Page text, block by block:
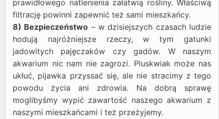
prawidłowego natlenienia załatwią rośliny. Właściwą
filtrację powinni zapewnić też sami mieszkańcy.
8) Bezpieczeństwo – w dzisiejszych czasach ludzie
hodują najróżniejsze rzeczy, w tym gatunki
jadowitych pajęczaków czy gadów. W naszym
akwarium nic nam nie zagrozi. Pluskwiak może nas
ukłuć, pijawka przyssać się, ale nie stracimy z tego
powodu życia ani zdrowia. Na dobrą sprawę
moglibyśmy wypić zawartość naszego akwarium z
naszymi mieszkańcami i też przeżyjemy.